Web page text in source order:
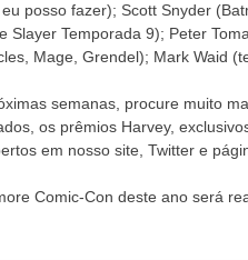
posso fazer); Scott Snyder
Slayer Temporada 9); Peter
Mage, Grendel); Mark Waid
semanas, procure muito
os prêmios Harvey,
em nosso site, Twitter e
Comic-Con deste ano será